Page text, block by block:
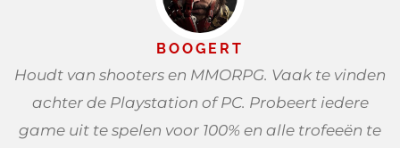
BOOGERT
Houdt van shooters en MMORPG. Vaak te vinden
achter de Playstation of PC. Probeert iedere
game uit te spelen voor 100% en alle trofeeën te